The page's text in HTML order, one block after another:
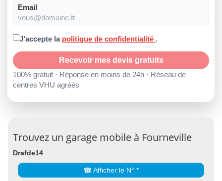
Email
J’accepte la politique de confidentialité .
Recevoir mes devis gratuits
100% gratuit · Réponse en moins de 24h · Réseau de
centres VHU agréés
Trouvez un garage mobile à Fourneville
Drafde14
☎ Afficher le N° *